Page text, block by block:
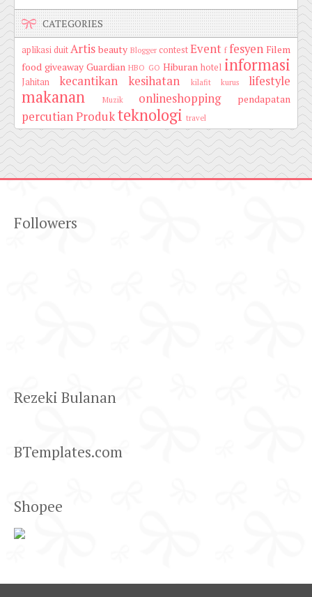
CATEGORIES
aplikasi duitArtis beauty Blogger contestEvent f fesyen Filem
food giveaway Guardian HBO GO Hiburan hotel informasi
Jahitan kecantikan kesihatan kilafit kurus lifestyle
makanan Muzik onlineshopping pendapatan
percutianProdukteknologi travel
Followers
Rezeki Bulanan
BTemplates.com
Shopee